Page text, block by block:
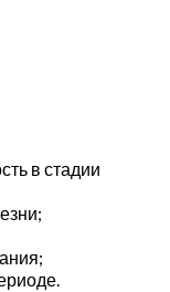
в стадии